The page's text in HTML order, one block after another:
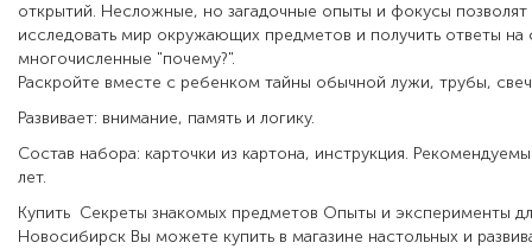
открытий. Несложные, но загадочные опыты и фокусы позволят
исследовать мир окружающих предметов и получить ответы на
многочисленные "почему?".
Раскройте вместе с ребенком тайны обычной лужи, трубы,
Развивает: внимание, память и логику.
Состав набора: карточки из картона, инструкция.
лет.
Купить Секреты знакомых предметов Опыты и эксперименты
Новосибирск Вы можете купить в магазине настольных и